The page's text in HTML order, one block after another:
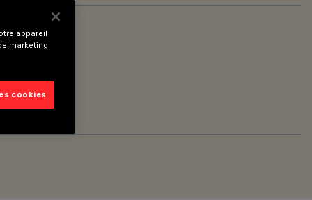
White
appareil
marketing.
cookies